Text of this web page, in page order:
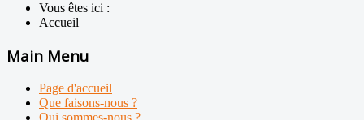
Vous êtes ici :
Accueil
Main Menu
Page d'accueil
Que faisons-nous ?
Qui sommes-nous ?